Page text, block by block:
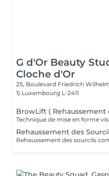
G d'Or Beauty
Cloche d'Or
25, Boulevard Friedrich
1) Luxembourg L-2411
BrowLift ( Rehaussement
Rehaussement des